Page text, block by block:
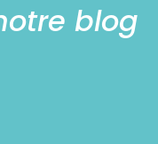
blog